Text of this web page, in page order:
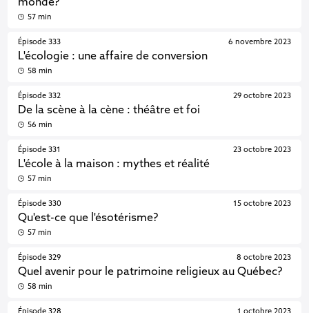
monde?
57 min
Épisode 333
L'écologie : une affaire de conversion
6 novembre 2023
58 min
Épisode 332
De la scène à la cène : théâtre et foi
29 octobre 2023
56 min
Épisode 331
L'école à la maison : mythes et réalité
23 octobre 2023
57 min
Épisode 330
Qu'est-ce que l'ésotérisme?
15 octobre 2023
57 min
Épisode 329
Quel avenir pour le patrimoine religieux au Québec?
8 octobre 2023
58 min